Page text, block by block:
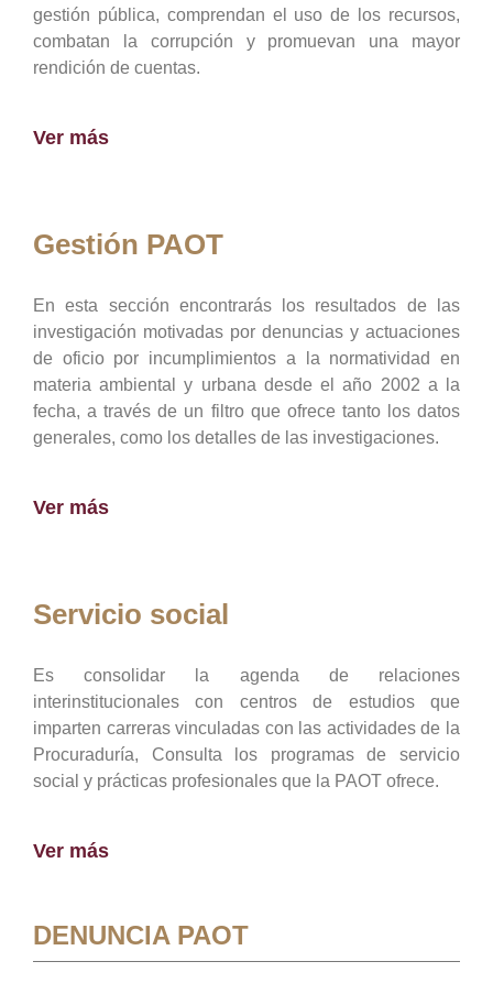
gestión pública, comprendan el uso de los recursos,
combatan la corrupción y promuevan una mayor
rendición de cuentas.
Ver más
Gestión PAOT
En esta sección encontrarás los resultados de las
investigación motivadas por denuncias y actuaciones
de oficio por incumplimientos a la normatividad en
materia ambiental y urbana desde el año 2002 a la
fecha, a través de un filtro que ofrece tanto los datos
generales, como los detalles de las investigaciones.
Ver más
Servicio social
Es consolidar la agenda de relaciones
interinstitucionales con centros de estudios que
imparten carreras vinculadas con las actividades de la
Procuraduría, Consulta los programas de servicio
social y prácticas profesionales que la PAOT ofrece.
Ver más
DENUNCIA PAOT